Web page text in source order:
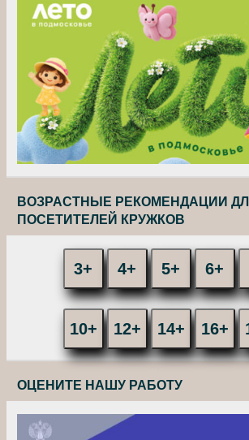
ВОЗРАСТНЫЕ РЕКОМЕНДАЦИИ
ПОСЕТИТЕЛЕЙ КРУЖКОВ
3+ 4+ 5+ 6+
10+ 12+ 14+ 16+
ОЦЕНИТЕ НАШУ РАБОТУ